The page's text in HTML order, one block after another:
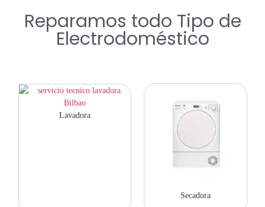
Reparamos todo Tipo de
Electrodoméstico
Lavadora
Secadora